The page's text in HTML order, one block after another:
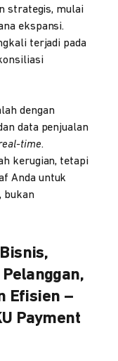
strategis, mulai
ekspansi.
terjadi pada
dengan
data penjualan
time.
kerugian, tetapi
Anda untuk
bukan
Efisien –
Payment